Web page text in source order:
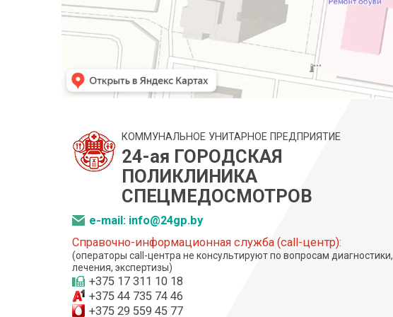
КОММУНАЛЬНОЕ УНИТАРНОЕ ПРЕДПРИЯТИЕ
24-ая ГОРОДСКАЯ
ПОЛИКЛИНИКА
СПЕЦМЕДОСМОТРОВ
e-mail: info@24gp.by
Справочно-информационная служба (call-центр):
(операторы call-центра не консультируют по вопросам диагностики,
лечения, экспертизы)
+375 17 311 10 18
+375 44 735 74 46
+375 29 559 45 77